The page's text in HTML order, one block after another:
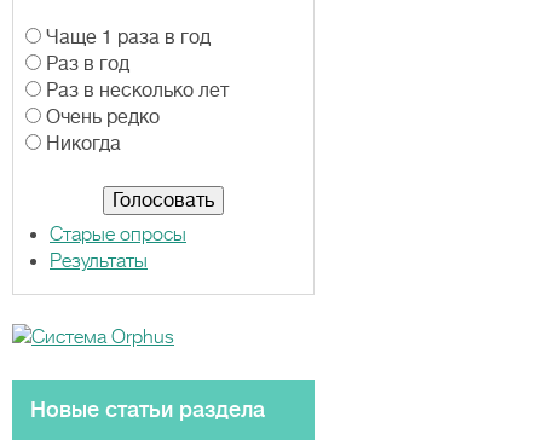
В
а
р
и
а
Чаще 1 раза в год
Раз в год
Раз в несколько лет
Очень редко
Никогда
Старые опросы
Результаты
Новые статьи раздела